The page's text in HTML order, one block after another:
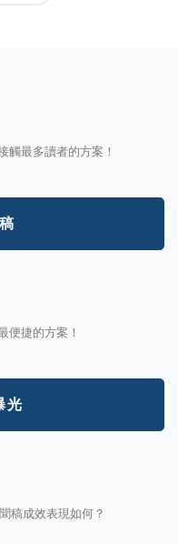
觸最多讀者的方案！
便捷的方案！
光
稿成效表現如何？